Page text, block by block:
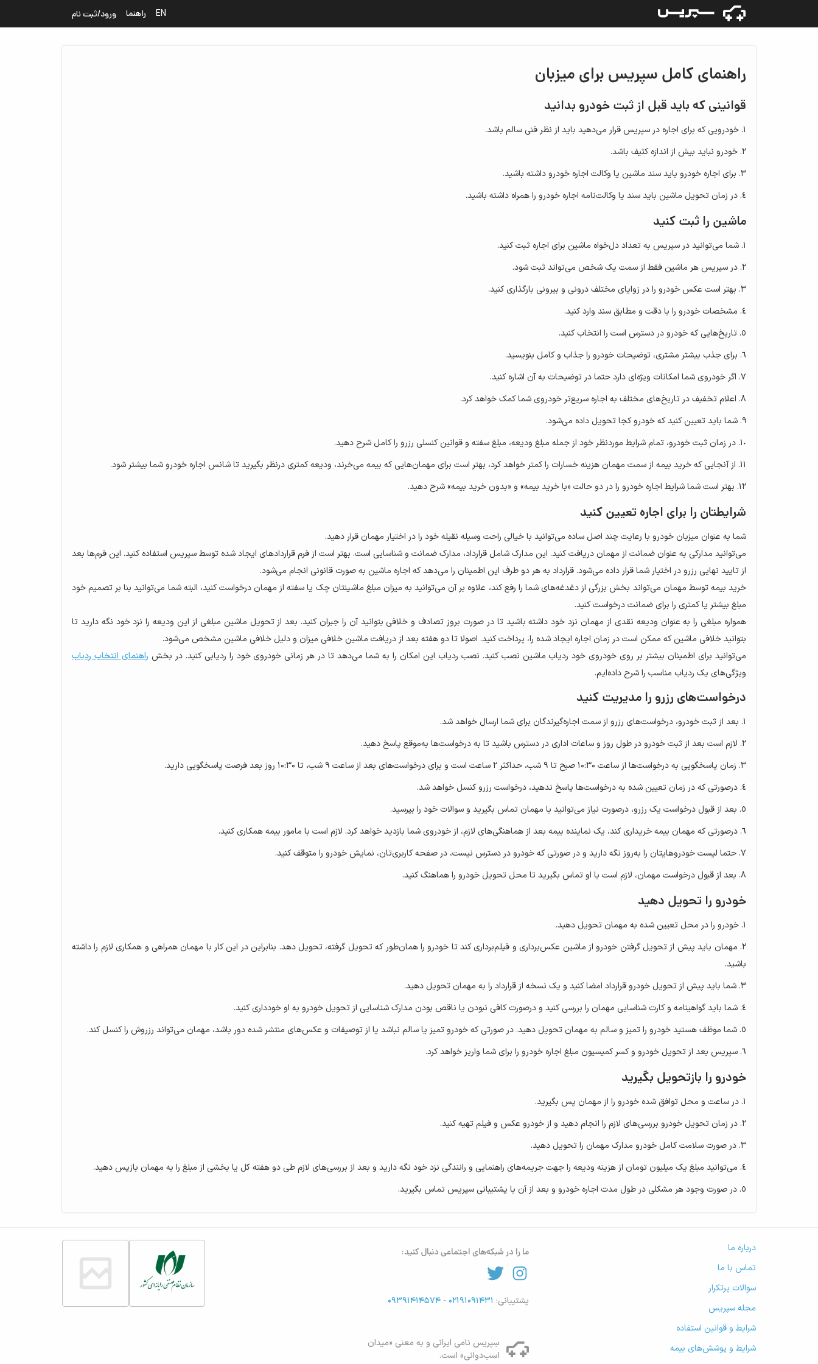
EN راهنما ورود/ثبت نام
راهنمای کامل سپریس برای میزبان
قوانینی که باید قبل از ثبت خودرو بدانید
خودرویی که برای اجاره در سپریس قرار می‌دهید باید از نظر فنی سالم باشد.
خودرو نباید بیش از اندازه کثیف باشد.
برای اجاره خودرو باید سند ماشین یا وکالت اجاره خودرو داشته باشید.
در زمان تحویل ماشین باید سند یا وکالت‌نامه اجاره خودرو را همراه داشته باشید.
ماشین را ثبت کنید
شما می‌توانید در سپریس به تعداد دل‌خواه ماشین برای اجاره ثبت کنید.
در سپریس هر ماشین فقط از سمت یک شخص می‌تواند ثبت شود.
بهتر است عکس خودرو را در زوایای مختلف درونی و بیرونی بارگذاری کنید.
مشخصات خودرو را با دقت و مطابق سند وارد کنید.
تاریخ‌هایی که خودرو در دسترس است را انتخاب کنید.
برای جذب بیشتر مشتری، توضیحات خودرو را جذاب و کامل بنویسید.
اگر خودروی شما امکانات ویژه‌ای دارد حتما در توضیحات به آن اشاره کنید.
اعلام تخفیف در تاریخ‌های مختلف به اجاره سریع‌تر خودروی شما کمک خواهد کرد.
شما باید تعیین کنید که خودرو کجا تحویل داده می‌شود.
در زمان ثبت خودرو، تمام شرایط موردنظر خود از جمله مبلغ ودیعه، مبلغ سفته و قوانین کنسلی رزرو را کامل شرح دهید.
از آنجایی که خرید بیمه از سمت مهمان هزینه خسارات را کمتر خواهد کرد، بهتر است برای مهمان‌هایی که بیمه می‌خرند، ودیعه کمتری درنظر بگیرید تا شانس اجاره خودرو شما بیشتر شود.
بهتر است شما شرایط اجاره خودرو را در دو حالت «با خرید بیمه» و «بدون خرید بیمه» شرح دهید.
شرایطتان را برای اجاره تعیین کنید
شما به عنوان میزبان خودرو با رعایت چند اصل ساده می‌توانید با خیالی راحت وسیله نقیله خود را در اختیار مهمان قرار دهید.
می‌توانید مدارکی به عنوان ضمانت از مهمان دریافت کنید. این مدارک شامل قرارداد، مدارک ضمانت و شناسایی است. بهتر است از فرم قراردادهای ایجاد شده توسط سپریس استفاده کنید. این فرم‌ها بعد
از تایید نهایی رزرو در اختیار شما قرار داده می‌شود. قرارداد به هر دو طرف این اطمینان را می‌دهد که اجاره ماشین به صورت قانونی انجام می‌شود.
خرید بیمه توسط مهمان می‌تواند بخش بزرگی از دغدغه‌های شما را رفع کند، علاوه بر آن می‌توانید به میزان مبلغ ماشینتان چک یا سفته از مهمان درخواست کنید، البته شما می‌توانید بنا بر تصمیم خود
مبلغ بیشتر یا کمتری را برای ضمانت درخواست کنید.
همواره مبلغی را به عنوان ودیعه نقدی از مهمان نزد خود داشته باشید تا در صورت بروز تصادف و خلافی بتوانید آن را جبران کنید. بعد از تحویل ماشین مبلغی از این ودیعه را نزد خود نگه دارید تا
بتوانید خلافی ماشین که ممکن است در زمان اجاره ایجاد شده را، پرداخت کنید. اصولا تا دو هفته بعد از دریافت ماشین خلافی میزان و دلیل خلافی ماشین مشخص می‌شود.
می‌توانید برای اطمینان بیشتر بر روی خودروی خود ردیاب ماشین نصب کنید. نصب ردیاب این امکان را به شما می‌دهد تا در هر زمانی خودروی خود را ردیابی کنید. در بخش راهنمای انتخاب ردیاب
ویژگی‌های یک ردیاب مناسب را شرح داده‌ایم.
درخواست‌های رزرو را مدیریت کنید
بعد از ثبت خودرو، درخواست‌های رزرو از سمت اجاره‌گیرندگان برای شما ارسال خواهد شد.
لازم است بعد از ثبت خودرو در طول روز و ساعات اداری در دسترس باشید تا به درخواست‌ها به‌موقع پاسخ دهید.
زمان پاسخگویی به درخواست‌ها از ساعت ۱۰:۳۰ صبح تا ۹ شب، حداکثر ۲ ساعت است و برای درخواست‌های بعد از ساعت ۹ شب، تا ۱۰:۳۰ روز بعد فرصت پاسخگویی دارید.
درصورتی که در زمان تعیین شده به درخواست‌ها پاسخ ندهید، درخواست رزرو کنسل خواهد شد.
بعد از قبول درخواست یک رزرو، درصورت نیاز می‌توانید با مهمان تماس بگیرید و سوالات خود را بپرسید.
درصورتی که مهمان بیمه خریداری کند، یک نماینده بیمه بعد از هماهنگی‌های لازم، از خودروی شما بازدید خواهد کرد. لازم است با مامور بیمه همکاری کنید.
حتما لیست خودروهایتان را به‌روز نگه‌ دارید و در صورتی که خودرو در دسترس نیست، در صفحه کاربری‌تان، نمایش خودرو را متوقف کنید.
بعد از قبول درخواست مهمان، لازم است با او تماس بگیرید تا محل تحویل خودرو را هماهنگ کنید.
خودرو را تحویل دهید
خودرو را در محل تعیین شده به مهمان تحویل دهید.
مهمان باید پیش از تحویل گرفتن خودرو از ماشین عکس‌برداری و فیلم‌برداری کند تا خودرو را همان‌طور که تحویل گرفته، تحویل دهد. بنابراین در این کار با مهمان همراهی و همکاری لازم را داشته
باشید.
شما باید پیش از تحویل خودرو قرارداد امضا کنید و یک نسخه از قرارداد را به مهمان تحویل دهید.
شما باید گواهینامه و کارت شناسایی مهمان را بررسی کنید و درصورت کافی نبودن یا ناقص بودن مدارک شناسایی از تحویل خودرو به او خودداری کنید.
شما موظف هستید خودرو را تمیز و سالم به مهمان تحویل دهید. در صورتی که خودرو تمیز یا سالم نباشد یا از توصیفات و عکس‌های منتشر شده دور باشد، مهمان می‌تواند رزروش را کنسل کند.
سپریس بعد از تحویل خودرو و کسر کمیسیون مبلغ اجاره خودرو را برای شما واریز خواهد کرد.
خودرو را بازتحویل بگیرید
در ساعت و محل توافق شده خودرو را از مهمان پس بگیرید.
در زمان تحویل خودرو بررسی‌های لازم را انجام دهید و از خودرو عکس و فیلم تهیه کنید.
در صورت سلامت کامل خودرو مدارک مهمان را تحویل دهید.
می‌توانید مبلغ یک میلیون تومان از هزینه ودیعه را جهت جریمه‌های راهنمایی و رانندگی نزد خود نگه دارید و بعد از بررسی‌های لازم طی دو هفته کل یا بخشی از مبلغ را به مهمان بازپس دهید.
در صورت وجود هر مشکلی در طول مدت اجاره خودرو و بعد از آن با پشتیبانی سپریس تماس بگیرید.
درباره ما
تماس با ما
سوالات پرتکرار
مجله سپریس
شرایط و قوانین استفاده
شرایط و پوشش‌های بیمه
ما را در شبکه‌های اجتماعی دنبال کنید:
پشتیبانی: ۰۲۱۹۱۰۹۱۴۳۱ - ۰۹۳۹۱۴۱۴۵۷۴
سِپریس نامی ایرانی و به معنی «میدان
اسب‌دوانی» است.